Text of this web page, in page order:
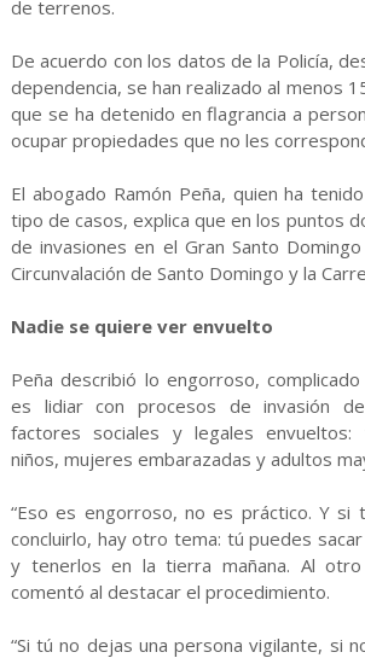
de terrenos.
De acuerdo con los datos de la Policía,
dependencia, se han realizado al menos
que se ha detenido en flagrancia a
ocupar propiedades que no les
El abogado Ramón Peña, quien ha
tipo de casos, explica que en los puntos
de invasiones en el Gran Santo
Circunvalación de Santo Domingo y la
Nadie se quiere ver envuelto
Peña describió lo engorroso,
es lidiar con procesos de invasión
factores sociales y legales envueltos:
niños, mujeres embarazadas y adultos
“Eso es engorroso, no es práctico. Y si
concluirlo, hay otro tema: tú puedes
y tenerlos en la tierra mañana. Al otro
comentó al destacar el procedimiento.
“Si tú no dejas una persona vigilante, si